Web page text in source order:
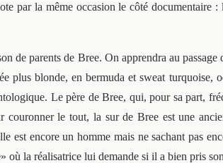
par la même occasion le côté documentaire :
de parents de Bree. On apprendra au
blonde, en bermuda et sweat turquoise,
Le père de Bree, qui, pour sa part,
le tout, la sur de Bree est une
encore un homme mais ne sachant pas
où la réalisatrice lui demande si il a bien pris